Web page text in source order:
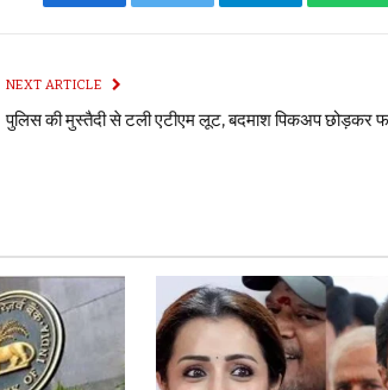
Facebook Twitter Telegram
NEXT ARTICLE
पुलिस की मुस्तैदी से टली एटीएम लूट, बदमाश पिकअप छोड़कर